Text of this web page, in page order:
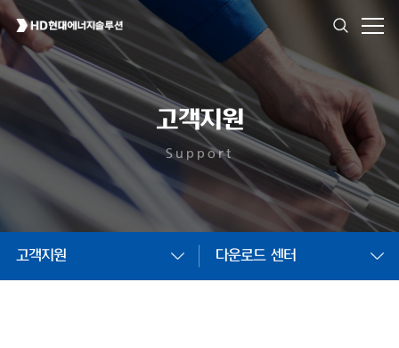
고객지원
Support
고객지원 다운로드 센터